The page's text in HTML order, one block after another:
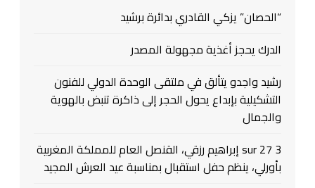
“الحصان” يزكي القادري بدائرة برشيد
الدرك يحجز أغذية مجهولة المصدر
رشيد واجدو يتألق في ملتقى الوحدة الدولي للفنون
التشكيلية بإبداع يحول الحجر إلى ذاكرة تنبض بالهوية
والجمال
3 sur 27 إبراهيم رزقي، القنصل العام للمملكة المغربية
بأورلي، ينظم حفل استقبال بمناسبة عيد العرش المجيد